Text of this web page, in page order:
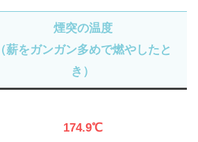
煙突の温度
（薪をガンガン多めで燃やしたと
き）
174.9℃